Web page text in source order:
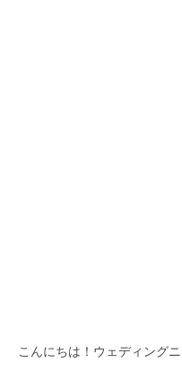
こんにちは！ウェディング